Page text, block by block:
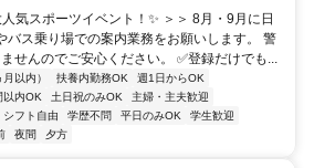
気スポーツイベント！✨ ＞＞ 8月・9月に日
バス乗り場での案内業務をお願いします。 警
せんのでご安心ください。 ✅登録だけでも...
以内） 扶養内勤務OK
週1日からOK
以内OK 土日祝のみOK
主婦・主夫歓迎
シフト自由 学歴不問 平日のみOK
学生歓迎
夜間 夕方